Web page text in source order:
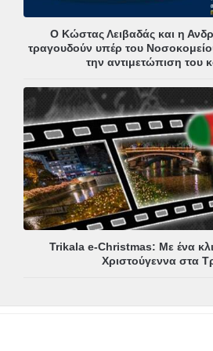
Ο Κώστας Λειβαδάς και η
τραγουδούν υπέρ του
την αντιμετώπιση του
Trikala e-Christmas: Με ένα
Χριστούγεννα στα